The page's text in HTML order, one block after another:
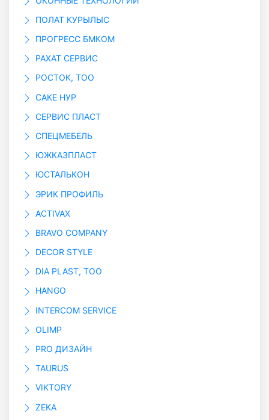
ПОЛАТ КУРЫЛЫС
ПРОГРЕСС БМКОМ
РАХАТ СЕРВИС
РОСТОК, ТОО
САКЕ НУР
СЕРВИС ПЛАСТ
СПЕЦМЕБЕЛЬ
ЮЖКАЗПЛАСТ
ЮСТАЛЬКОН
ЭРИК ПРОФИЛЬ
ACTIVAX
BRAVO COMPANY
DECOR STYLE
DIA PLAST, ТОО
HANGO
INTERCOM SERVICE
OLIMP
PRO ДИЗАЙН
TAURUS
VIKTORY
ZEKA